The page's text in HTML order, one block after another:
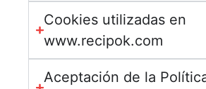
Cookies utilizadas en
www.recipok.com
Aceptación de la